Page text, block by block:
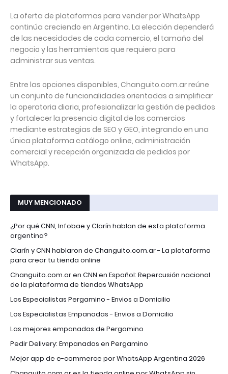
La oferta de plataformas para vender por WhatsApp
continúa creciendo en Argentina. La elección dependerá
de las necesidades de cada comercio, el tamaño del
negocio y las herramientas que requiera para
administrar sus ventas.
Entre las opciones disponibles, Changuito.com.ar reúne
un conjunto de funcionalidades orientadas a simplificar
la operatoria diaria, profesionalizar la gestión de pedidos
y fortalecer la presencia digital de los comercios
mediante estrategias de SEO y GEO, integrando en una
única plataforma catálogo online, administración
comercial y recepción organizada de pedidos por
WhatsApp.
MUY MENCIONADO
¿Por qué CNN, Infobae y Clarín hablan de esta plataforma
argentina?
Clarín y CNN hablaron de Changuito.com.ar - La plataforma
para crear tu tienda online
Changuito.com.ar en CNN en Español: Repercusión nacional
de la plataforma de tiendas WhatsApp
Los Especialistas Pergamino - Envios a Domicilio
Los Especialistas Empanadas - Envios a Domicilio
Las mejores empanadas de Pergamino
Pedir Delivery: Empanadas en Pergamino
Mejor app de e-commerce por WhatsApp Argentina 2026